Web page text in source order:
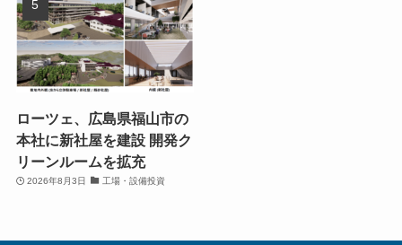
ローツェ、広島県福山市の
本社に新社屋を建設 開発ク
リーンルームを拡充
2026年8月3日 工場・設備投資